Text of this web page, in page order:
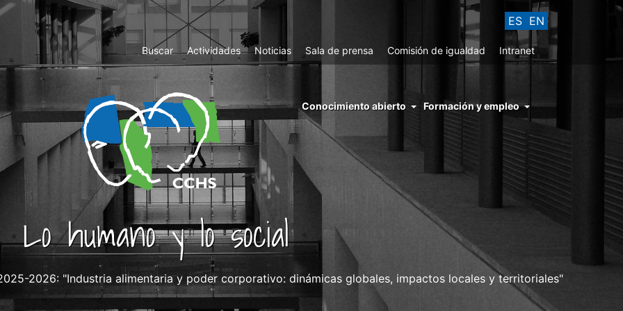
ES EN
Top
Menu
Buscar Actividades Noticias Sala de prensa Comisión de igualdad Intranet
menu
right
cchs
conocimiento
abierto
Conocimiento abierto Formación y empleo
Lo humano y lo social
2026: "Industria alimentaria y poder corporativo: dinámicas globales, impactos locales y territoriales"